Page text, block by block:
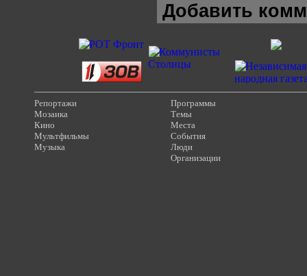
Добавить
Репортажи
Мозаика
Кино
Мультфильмы
Музыка
Программы
Темы
Места
События
Люди
Организации